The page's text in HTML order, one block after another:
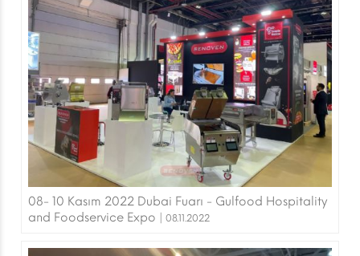
08- 10 Kasım 2022 Dubai Fuarı - Gulfood Hospitality
and Foodservice Expo | 08.11.2022